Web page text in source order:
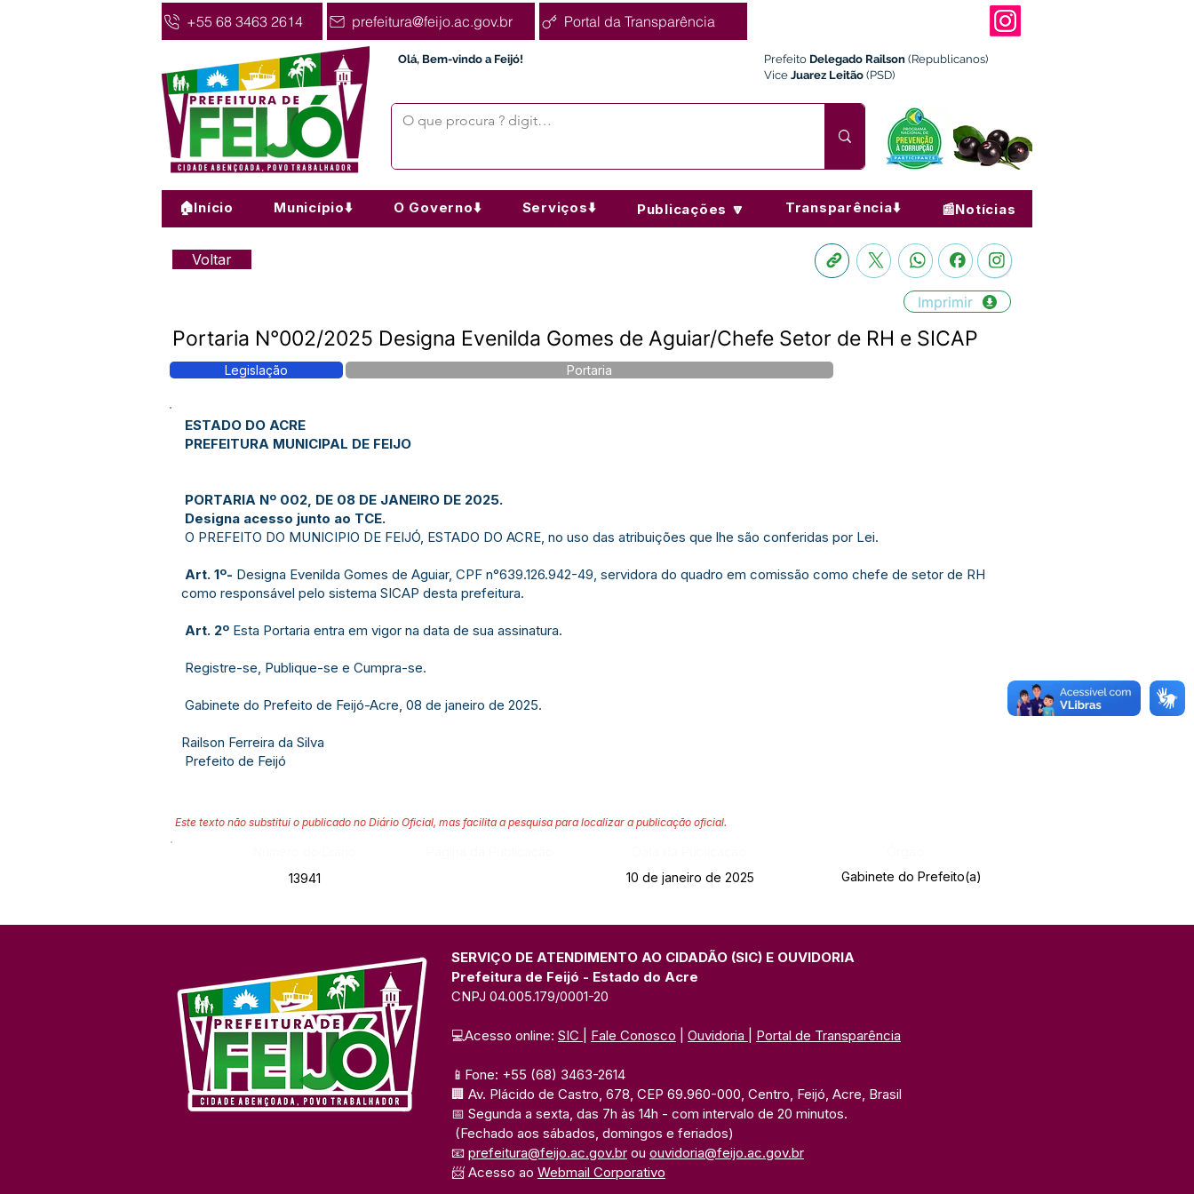
+55 68 3463 2614 prefeitura@feijo.ac.gov.br Portal da Transparência
Olá, Bem-vindo a Feijó! Prefeito Delegado Railson (Republicanos)
Vice Juarez Leitão (PSD)
🏠Início Município⬇️ O Governo⬇️ Serviços⬇️ Publicações 🔽 Transparência⬇️ 📰Notícias
Voltar
Imprimir
Portaria N°002/2025 Designa Evenilda Gomes de Aguiar/Chefe Setor de RH e SICAP
Legislação Portaria
ESTADO DO ACRE
PREFEITURA MUNICIPAL DE FEIJO
PORTARIA Nº 002, DE 08 DE JANEIRO DE 2025.
Designa acesso junto ao TCE.
O PREFEITO DO MUNICIPIO DE FEIJÓ, ESTADO DO ACRE, no uso das atribuições que lhe são conferidas por Lei.
Art. 1º- Designa Evenilda Gomes de Aguiar, CPF n°639.126.942-49, servidora do quadro em comissão como chefe de setor de RH
como responsável pelo sistema SICAP desta prefeitura.
Art. 2º Esta Portaria entra em vigor na data de sua assinatura.
Registre-se, Publique-se e Cumpra-se.
Gabinete do Prefeito de Feijó-Acre, 08 de janeiro de 2025.
Railson Ferreira da Silva
Prefeito de Feijó
Este texto não substitui o publicado no Diário Oficial, mas facilita a pesquisa para localizar a publicação oficial.
13941
10 de janeiro de 2025 Gabinete do Prefeito(a)
SERVIÇO DE ATENDIMENTO AO CIDADÃO (SIC) E OUVIDORIA
Prefeitura de Feijó - Estado do Acre
CNPJ 04.005.179/0001-20
💻Acesso online: SIC Fale Conosco Ouvidoria Portal de Transparência
📱Fone: +55 (68) 3463-2614
🏢 Av. Plácido de Castro, 678, CEP 69.960-000, Centro, Feijó, Acre, Brasil
📅 Segunda a sexta, das 7h às 14h - com intervalo de 20 minutos.
(Fechado aos sábados, domingos e feriados)
📧 prefeitura@feijo.ac.gov.br ou ouvidoria@feijo.ac.gov.br
📨 Acesso ao Webmail Corporativo